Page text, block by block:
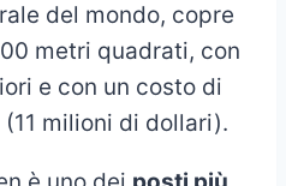
del mondo, copre
metri quadrati, con
e con un costo di
milioni di dollari).